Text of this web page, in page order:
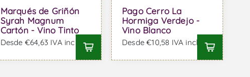
Marqués de Griñón
Syrah Magnum
Cartón - Vino Tinto
Desde €64,63 IVA incl.
Pago Cerro La
Hormiga Verdejo -
Vino Blanco
Desde €10,58 IVA incl.